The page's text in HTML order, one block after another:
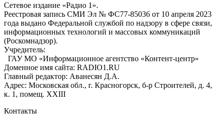
Сетевое издание «Радио 1».
Реестровая запись СМИ Эл № ФС77-85036 от 10 апреля 2023
года выдано Федеральной службой по надзору в сфере связи,
информационных технологий и массовых коммуникаций
(Роскомнадзор).
Учредитель:
ГАУ МО «Информационное агентство «Контент-центр»
Доменное имя сайта: RADIO1.RU
Главный редактор: Аванесян Д.А.
Адрес: Московская обл., г. Красногорск, б-р Строителей, д. 4,
к. 1, помещ. XXIII
Контакты